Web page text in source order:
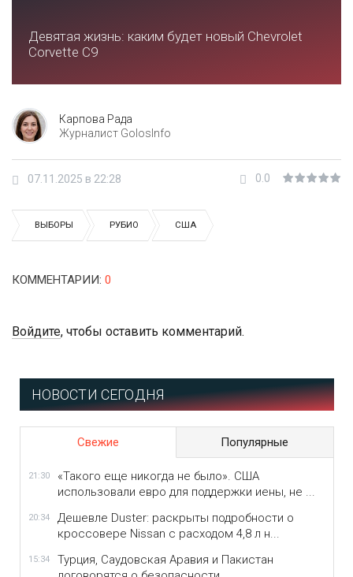
Девятая жизнь: каким будет новый Chevrolet
Corvette C9
Карпова Рада
Журналист GolosInfo
07.11.2025 в 22:28 0.0
ВЫБОРЫ РУБИО США
КОММЕНТАРИИ: 0
Войдите, чтобы оставить комментарий.
НОВОСТИ СЕГОДНЯ
Свежие Популярные
21:30
«Такого еще никогда не было». США
использовали евро для поддержки иены, не ...
20:34
Дешевле Duster: раскрыты подробности о
кроссовере Nissan с расходом 4,8 л н...
15:34
Турция, Саудовская Аравия и Пакистан